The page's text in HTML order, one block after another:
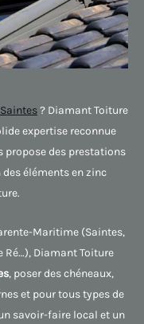
? Diamant Toiture
expertise reconnue
propose des prestations
éléments en zinc
Maritime (Saintes,
Ré…), Diamant Toiture
, poser des chéneaux,
et pour tous types de
savoir-faire local et un